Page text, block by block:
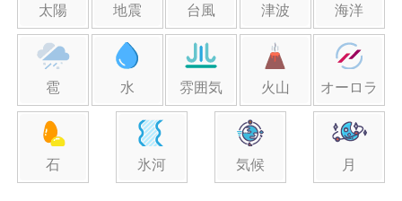
太陽 地震 台風 津波 海洋
雹 水 雰囲気 火山 オーロラ
石 氷河 気候 月